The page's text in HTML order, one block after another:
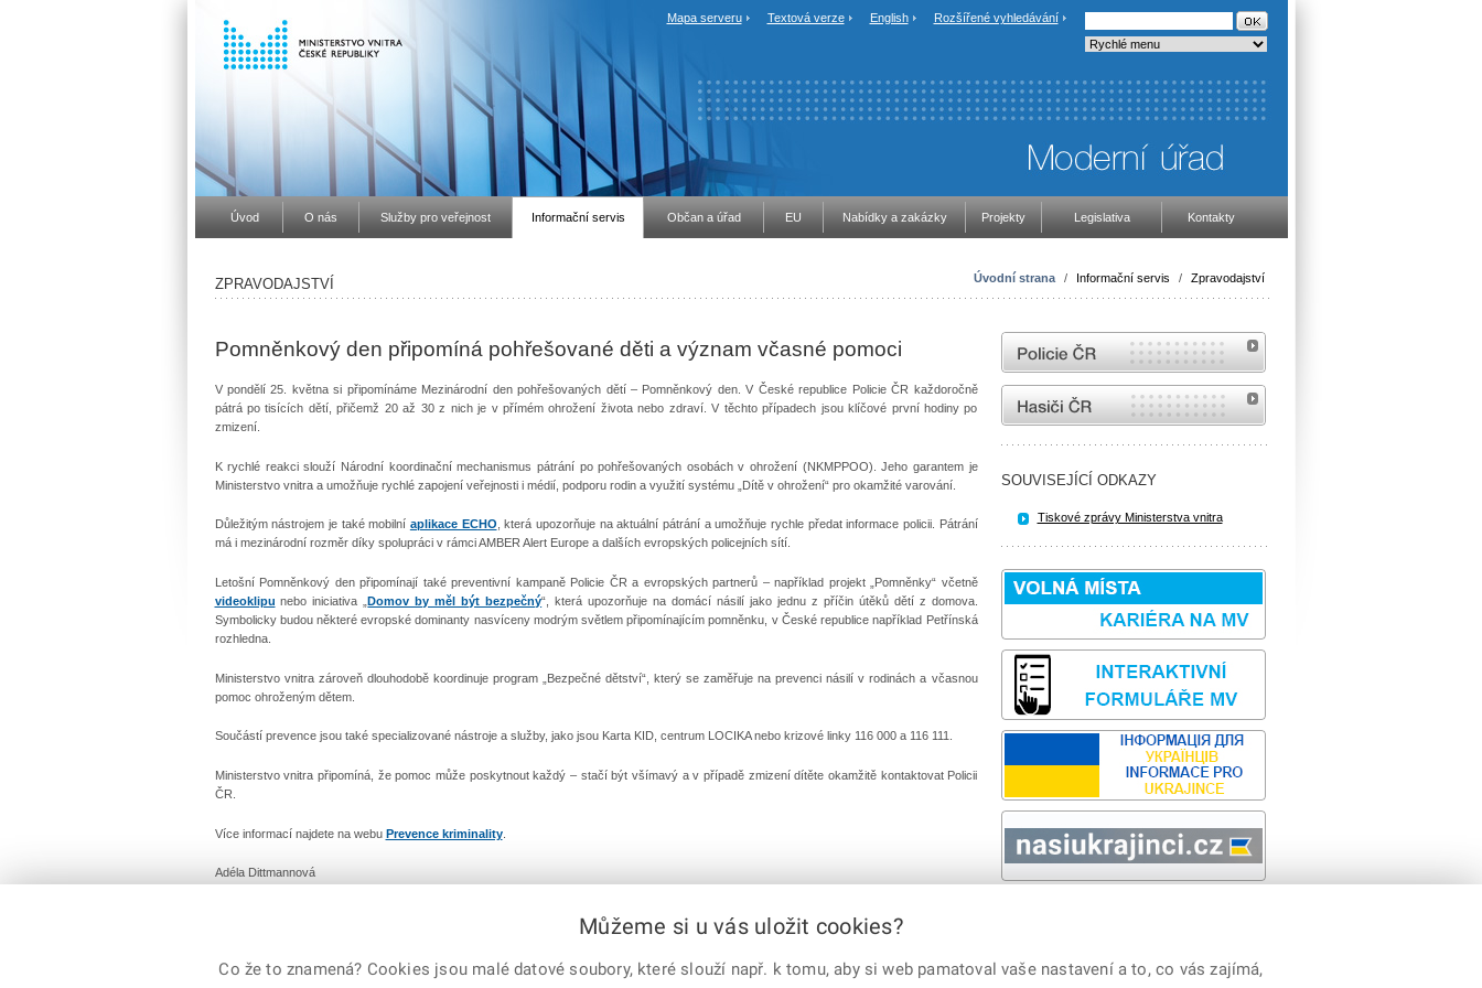
Mapa serveru Textová verze English Rozšířené vyhledávání
Úvod O nás Služby pro veřejnost Informační servis Občan a úřad EU Nabídky a zakázky Projekty Legislativa Kontakty
Úvodní strana / Informační servis / Zpravodajství
ZPRAVODAJSTVÍ
Pomněnkový den připomíná pohřešované děti a význam včasné pomoci
V pondělí 25. května si připomínáme Mezinárodní den pohřešovaných dětí – Pomněnkový den. V České republice Policie ČR každoročně
pátrá po tisících dětí, přičemž 20 až 30 z nich je v přímém ohrožení života nebo zdraví. V těchto případech jsou klíčové první hodiny po
zmizení.
K rychlé reakci slouží Národní koordinační mechanismus pátrání po pohřešovaných osobách v ohrožení (NKMPPOO). Jeho garantem je
Ministerstvo vnitra a umožňuje rychlé zapojení veřejnosti i médií, podporu rodin a využití systému „Dítě v ohrožení“ pro okamžité varování.
Důležitým nástrojem je také mobilní aplikace ECHO , která upozorňuje na aktuální pátrání a umožňuje rychle předat informace policii. Pátrání
má i mezinárodní rozměr díky spolupráci v rámci AMBER Alert Europe a dalších evropských policejních sítí.
Letošní Pomněnkový den připomínají také preventivní kampaně Policie ČR a evropských partnerů – například projekt „Pomněnky“ včetně
videoklipu nebo iniciativa „Domov by měl být bezpečný“, která upozorňuje na domácí násilí jako jednu z příčin útěků dětí z domova.
Symbolicky budou některé evropské dominanty nasvíceny modrým světlem připomínajícím pomněnku, v České republice například Petřínská
rozhledna.
Ministerstvo vnitra zároveň dlouhodobě koordinuje program „Bezpečné dětství“, který se zaměřuje na prevenci násilí v rodinách a včasnou
pomoc ohroženým dětem.
Součástí prevence jsou také specializované nástroje a služby, jako jsou Karta KID, centrum LOCIKA nebo krizové linky 116 000 a 116 111.
Ministerstvo vnitra připomíná, že pomoc může poskytnout každý – stačí být všímavý a v případě zmizení dítěte okamžitě kontaktovat Policii
ČR.
Více informací najdete na webu Prevence kriminality.
Adéla Dittmannová
vytisknout
e-mailem
X
Facebook
internetové stránky Policie ČR
internetové stránky Hasiči ČR
SOUVISEJÍCÍ ODKAZY
Tiskové zprávy Ministerstva vnitra
Můžeme si u vás uložit cookies?
Co že to znamená? Cookies jsou malé datové soubory, které slouží např. k tomu, aby si web pamatoval vaše nastavení a to, co vás zajímá,